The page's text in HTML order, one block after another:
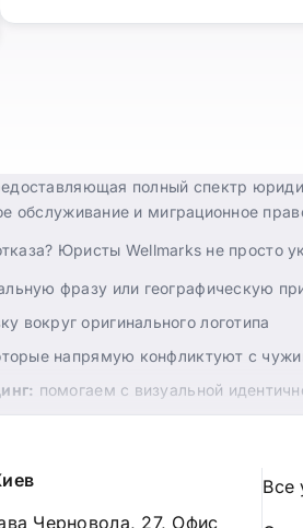
полный спектр
обслуживание и миграционное
Юристы Wellmarks не
фразу или географическую
вокруг оригинального логотипа
напрямую конфликтуют с
помогаем с визуальной
корректировки названия до
Черновола, 27, Офис
Все